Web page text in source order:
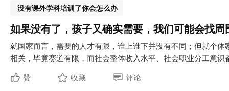
没有课外学科培训了你会怎么办
如果没有了，孩子又确实需要，我们可能会找周
就国家而言，需要的人才有限，谁上谁下并没有不同；但就个
相关，毕竟赛道有限，而社会整体收入水平、社会职业分工意
赞
收藏 评论